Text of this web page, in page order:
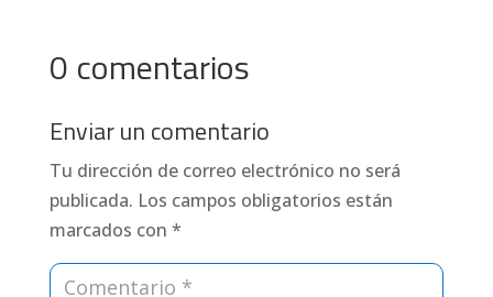
0 comentarios
Enviar un comentario
Tu dirección de correo electrónico no será
publicada. Los campos obligatorios están
marcados con *